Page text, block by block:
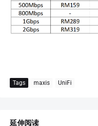
Tags maxis UniFi
延伸阅读